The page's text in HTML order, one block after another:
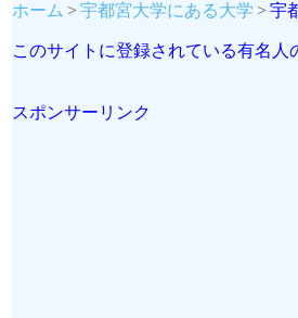
ホーム 宇都宮大学にある大学 宇
このサイトに登録されている有名人
スポンサーリンク